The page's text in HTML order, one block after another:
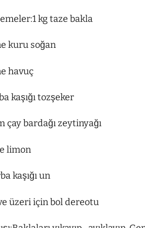
kg taze bakla
kuru soğan
havuç
kaşığı tozşeker
çay bardağı zeytinyağı
limon
kaşığı un
üzeri için bol dereotu